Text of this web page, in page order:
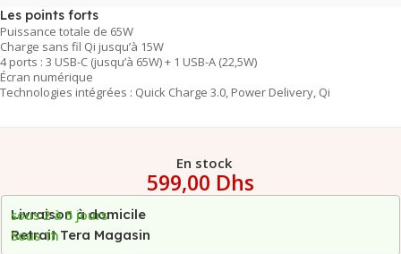
Les points forts
Puissance totale de 65W
Charge sans fil Qi jusqu’à 15W
4 ports : 3 USB-C (jusqu’à 65W) + 1 USB-A (22,5W)
Écran numérique
Technologies intégrées : Quick Charge 3.0, Power Delivery, Qi
En stock
599,00 Dhs
Livraison à domicile
sous 2 à 5 jours
Retrait Tera Magasin
Sous 1h